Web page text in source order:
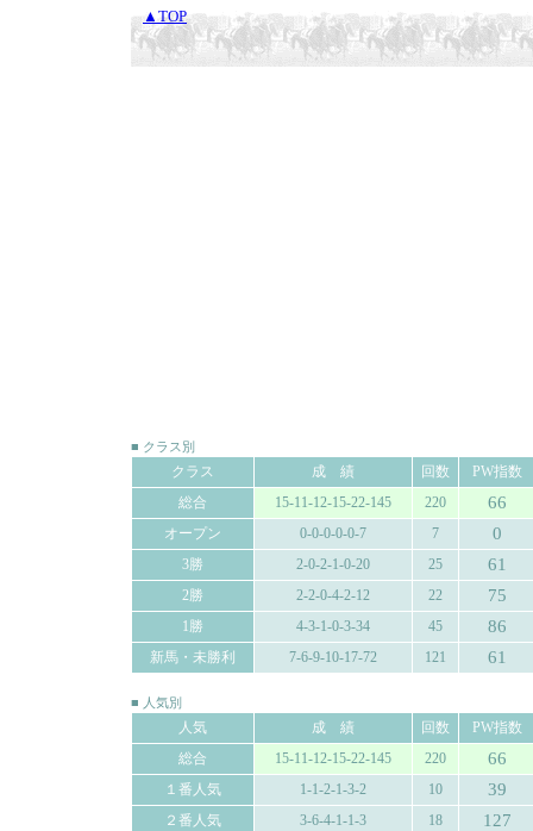
▲TOP
■ クラス別
クラス 成 績 回数
PW指数
総合
15-11-12-15-22-145 220 66
オープン 0-0-0-0-0-7 7 0
3勝 2-0-2-1-0-20 25 61
2勝 2-2-0-4-2-12 22 75
1勝 4-3-1-0-3-34 45 86
新馬・未勝利 7-6-9-10-17-72 121 61
■ 人気別
人気 成 績 回数
PW指数
総合
15-11-12-15-22-145 220 66
１番人気 1-1-2-1-3-2 10 39
２番人気 3-6-4-1-1-3 18 127